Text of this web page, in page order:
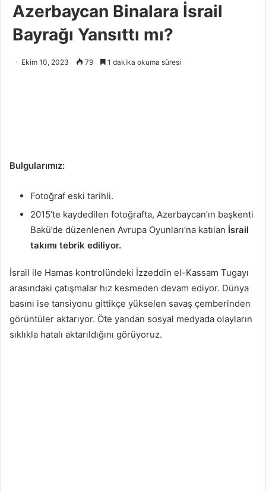
Azerbaycan Binalara İsrail
Bayrağı Yansıttı mı?
Ekim 10, 2023 79 1 dakika okuma süresi
Bulgularımız:
Fotoğraf eski tarihli.
2015’te kaydedilen fotoğrafta, Azerbaycan’ın başkenti
Bakü’de düzenlenen Avrupa Oyunları’na katılan İsrail
takımı tebrik ediliyor.
İsrail ile Hamas kontrolündeki İzzeddin el-Kassam Tugayı
arasındaki çatışmalar hız kesmeden devam ediyor. Dünya
basını ise tansiyonu gittikçe yükselen savaş çemberinden
görüntüler aktarıyor. Öte yandan sosyal medyada olayların
sıklıkla hatalı aktarıldığını görüyoruz.